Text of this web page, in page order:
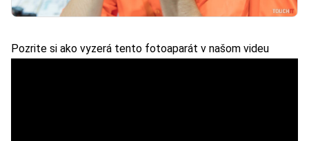
Pozrite si ako vyzerá tento fotoaparát v našom videu